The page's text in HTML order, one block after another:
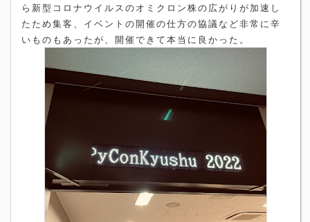
ら新型コロナウイルスのオミクロン株の広がりが加速し
たため集客、イベントの開催の仕方の協議など非常に辛
いものもあったが、開催できて本当に良かった。